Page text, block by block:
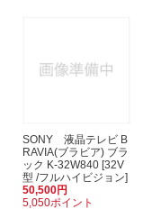
SONY 液晶テレビ B
RAVIA(ブラビア) ブラ
ック K-32W840 [32V
型 /フルハイビジョン]
50,500円
5,050ポイント